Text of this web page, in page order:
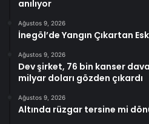
anılıyor
Ağustos 9, 2026
İnegöl’de Yangın Çıkartan
Ağustos 9, 2026
Dev şirket, 76 bin kanser
milyar doları gözden çıkardı
Ağustos 9, 2026
Altında rüzgar tersine mi